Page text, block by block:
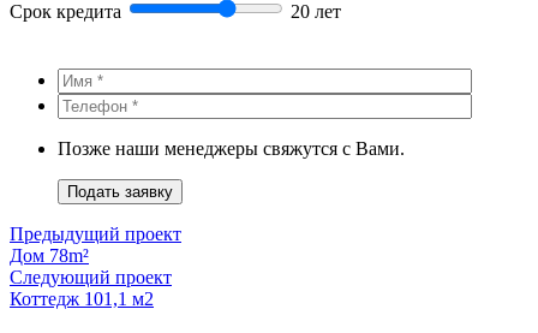
Срок кредита
20 лет
Позже наши менеджеры свяжутся с Вами.
Подать заявку
Предыдущий проект
Дом 78m²
Следующий проект
Коттедж 101,1 м2